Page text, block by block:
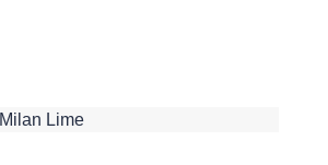
Milan Lime